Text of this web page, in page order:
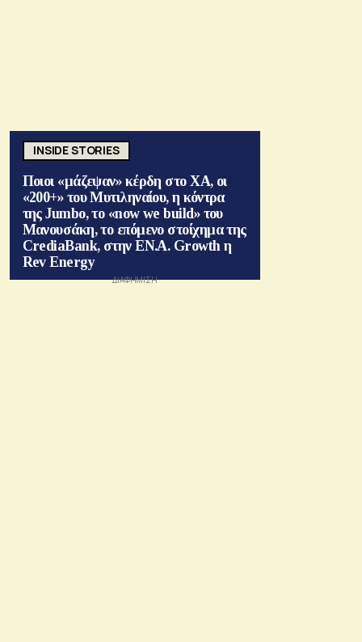
INSIDE STORIES
Ποιοι «μάζεψαν» κέρδη στο ΧΑ, οι
«200+» του Μυτιληναίου, η κόντρα
της Jumbo, το «now we build» του
Μανουσάκη, το επόμενο στοίχημα της
CrediaBank, στην ΕΝ.Α. Growth η
Rev Energy